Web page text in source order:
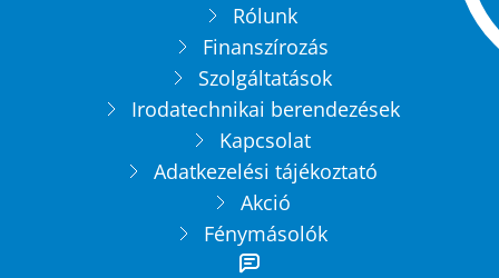
Rólunk
Finanszírozás
Szolgáltatások
Irodatechnikai berendezések
Kapcsolat
Adatkezelési tájékoztató
Akció
Fénymásolók